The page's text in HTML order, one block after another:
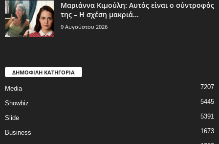
Μαριάννα Κιμούλη: Αυτός είναι ο σύντροφός
της – Η σχέση μακριά...
9 Αυγούστου 2026
ΔΗΜΟΦΙΛΗ ΚΑΤΗΓΟΡΙΑ
Media 7207
Showbiz 5445
Slide 5391
Business 1673